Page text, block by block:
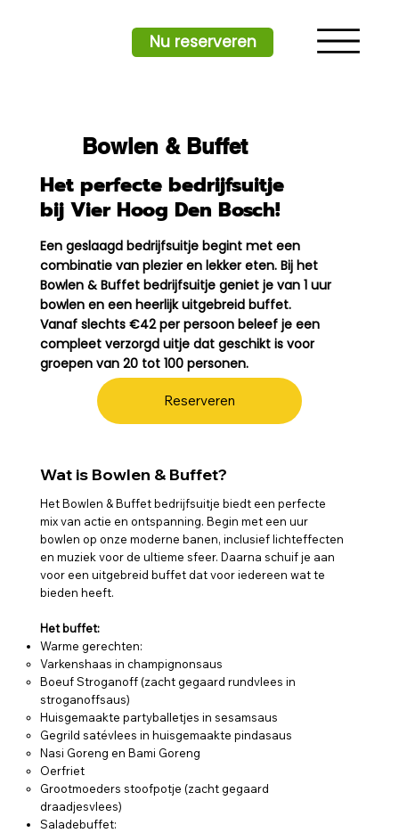
Nu reserveren
Bowlen & Buffet
Het perfecte bedrijfsuitje
bij Vier Hoog Den Bosch!
Een geslaagd bedrijfsuitje begint met een
combinatie van plezier en lekker eten. Bij het
Bowlen & Buffet bedrijfsuitje geniet je van 1 uur
bowlen en een heerlijk uitgebreid buffet.
Vanaf slechts €42 per persoon beleef je een
compleet verzorgd uitje dat geschikt is voor
groepen van 20 tot 100 personen.
Reserveren
Wat is Bowlen & Buffet?
Het Bowlen & Buffet bedrijfsuitje biedt een perfecte
mix van actie en ontspanning. Begin met een uur
bowlen op onze moderne banen, inclusief lichteffecten
en muziek voor de ultieme sfeer. Daarna schuif je aan
voor een uitgebreid buffet dat voor iedereen wat te
bieden heeft.
Het buffet:
Warme gerechten:
Varkenshaas in champignonsaus
Boeuf Stroganoff (zacht gegaard rundvlees in
stroganoffsaus)
Huisgemaakte partyballetjes in sesamsaus
Gegrild satévlees in huisgemaakte pindasaus
Nasi Goreng en Bami Goreng
Oerfriet
Grootmoeders stoofpotje (zacht gegaard
draadjesvlees)
Saladebuffet: